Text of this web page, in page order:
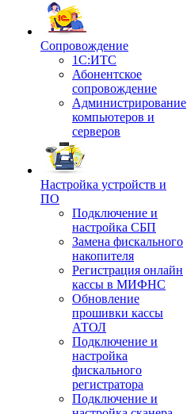
Сопровождение
1C:ИТС
Абонентское
сопровождение
Администрирование
компьютеров и
серверов
Настройка устройств и
ПО
Подключение и
настройка СБП
Замена фискального
накопителя
Регистрация онлайн
кассы в МИФНС
Обновление
прошивки кассы
АТОЛ
Подключение и
настройка
фискального
регистратора
Подключение и